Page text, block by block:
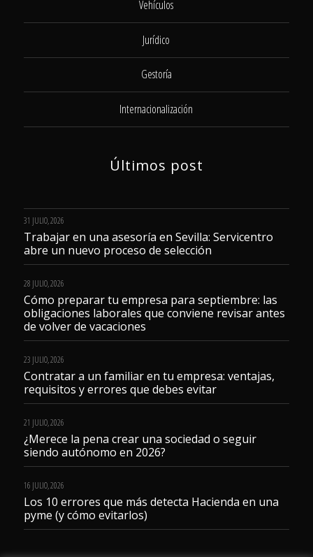
Vehículos
Jurídico
Gestoría
Internacionalización
Últimos post
31 JULIO, 2026
Trabajar en una asesoría en Sevilla: Servicentro
abre un nuevo proceso de selección
28 JULIO, 2026
Cómo preparar tu empresa para septiembre: las
obligaciones laborales que conviene revisar antes
de volver de vacaciones
23 JULIO, 2026
Contratar a un familiar en tu empresa: ventajas,
requisitos y errores que debes evitar
21 JULIO, 2026
¿Merece la pena crear una sociedad o seguir
siendo autónomo en 2026?
16 JULIO, 2026
Los 10 errores que más detecta Hacienda en una
pyme (y cómo evitarlos)